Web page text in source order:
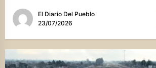
El Diario Del Pueblo
23/07/2026